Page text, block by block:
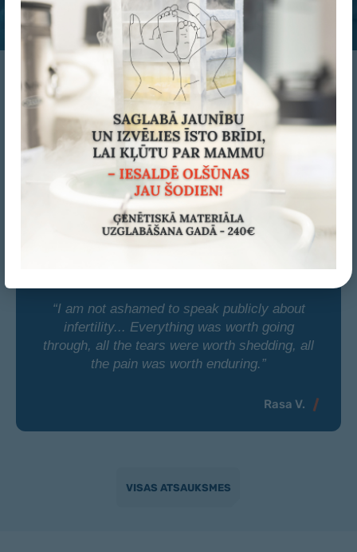
Veiksmes stāsti
VISAS ATSAUKSMES
“I am not ashamed to speak publicly about
infertility... Everything was worth going
through, all the tears were worth shedding, all
the pain was worth enduring.”
Rasa V.